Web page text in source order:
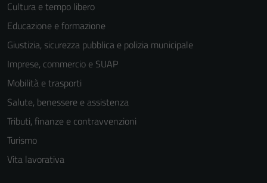
Cultura e tempo libero
Educazione e formazione
Giustizia, sicurezza pubblica e polizia municipale
Imprese, commercio e SUAP
Mobilità e trasporti
Salute, benessere e assistenza
Tributi, finanze e contravvenzioni
Turismo
Vita lavorativa